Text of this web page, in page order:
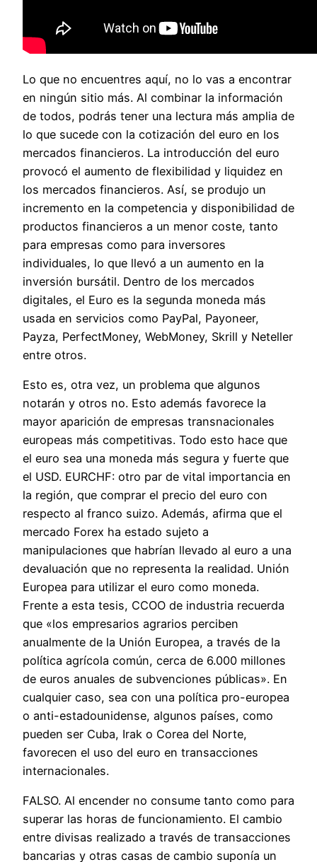
Lo que no encuentres aquí, no lo vas a encontrar
en ningún sitio más. Al combinar la información
de todos, podrás tener una lectura más amplia de
lo que sucede con la cotización del euro en los
mercados financieros. La introducción del euro
provocó el aumento de flexibilidad y liquidez en
los mercados financieros. Así, se produjo un
incremento en la competencia y disponibilidad de
productos financieros a un menor coste, tanto
para empresas como para inversores
individuales, lo que llevó a un aumento en la
inversión bursátil. Dentro de los mercados
digitales, el Euro es la segunda moneda más
usada en servicios como PayPal, Payoneer,
Payza, PerfectMoney, WebMoney, Skrill y Neteller
entre otros.
Esto es, otra vez, un problema que algunos
notarán y otros no. Esto además favorece la
mayor aparición de empresas transnacionales
europeas más competitivas. Todo esto hace que
el euro sea una moneda más segura y fuerte que
el USD. EURCHF: otro par de vital importancia en
la región, que comprar el precio del euro con
respecto al franco suizo. Además, afirma que el
mercado Forex ha estado sujeto a
manipulaciones que habrían llevado al euro a una
devaluación que no representa la realidad. Unión
Europea para utilizar el euro como moneda.
Frente a esta tesis, CCOO de industria recuerda
que «los empresarios agrarios perciben
anualmente de la Unión Europea, a través de la
política agrícola común, cerca de 6.000 millones
de euros anuales de subvenciones públicas». En
cualquier caso, sea con una política pro-europea
o anti-estadounidense, algunos países, como
pueden ser Cuba, Irak o Corea del Norte,
favorecen el uso del euro en transacciones
internacionales.
FALSO. Al encender no consume tanto como para
superar las horas de funcionamiento. El cambio
entre divisas realizado a través de transacciones
bancarias y otras casas de cambio suponía un